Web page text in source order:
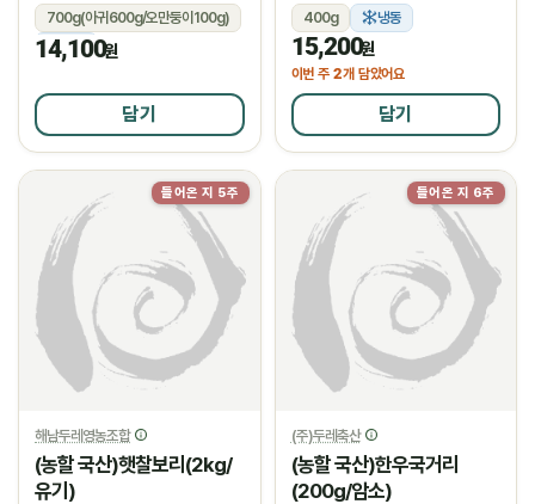
700g(아귀600g/오만둥이100g)
냉동
14,100원
담기
400g 냉동
15,200원
이번 주 2개 담았어요
담기
들어온 지 5주
해남두레영농조합
(농할 국산)햇찰보리(2kg/
유기)
들어온 지 6주
(주)두레축산
(농할 국산)한우국거리
(200g/암소)